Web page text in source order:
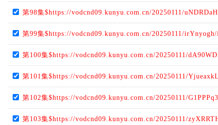
第98集$https://vodcnd09.kunyu.com.cn/20250111/
第99集$https://vodcnd09.kunyu.com.cn/20250111/
第100集$https://vodcnd09.kunyu.com.cn/20250111/
第101集$https://vodcnd09.kunyu.com.cn/20250111/
第102集$https://vodcnd09.kunyu.com.cn/20250111/
第103集$https://vodcnd09.kunyu.com.cn/20250111/